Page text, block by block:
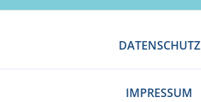
DATENSCHUTZ
IMPRESSUM